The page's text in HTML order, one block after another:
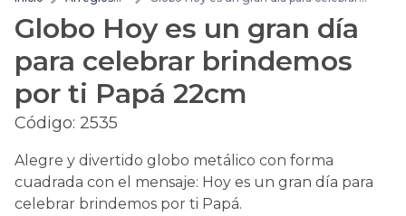
Globo Hoy es un gran día
para celebrar brindemos
por ti Papá 22cm
Código: 2535
Alegre y divertido globo metálico con forma
cuadrada con el mensaje: Hoy es un gran día para
celebrar brindemos por ti Papá.